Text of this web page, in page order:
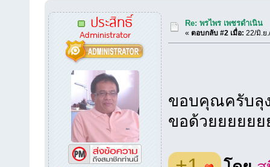
ประสิทธิ์
Administrator
Re: พรไพร เพชรดำเนิน
«ตอบกลับ #2 เมื่อ: 22/มิ.ย
ขอบคุณครับลุ
ขอด้วยยยยยย